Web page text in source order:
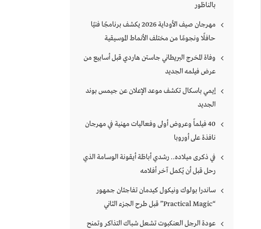
بالناظور
مهرجان صيف الأوداية 2026 يكشف برنامجًا فنيًا
حافلًا ونجومًا من مختلف الأنماط الموسيقية
وفاة المخرج البريطاني جاستن هاردي قبل أسابيع من
عرض فيلمه الجديد
إيمي باسكال تكشف موعد الإعلان عن جيمس بوند
الجديد
40 فيلماً وعروض أولى وفعاليات مهنية في مهرجان
نافذة على أوروبا
في ذكرى ميلاده.. رشدي أباظة أيقونة الوسامة الذي
رحل قبل أن يُكمل آخر أفلامه
ساندرا بولوك ونيكول كيدمان تفاجئان جمهور
“Practical Magic” قبل طرح الجزء الثاني
عودة الرجل العنكبوت تشعل شباك التذاكر وتمنح